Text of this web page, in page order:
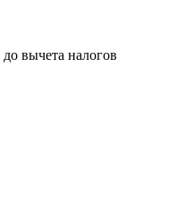
до вычета налогов